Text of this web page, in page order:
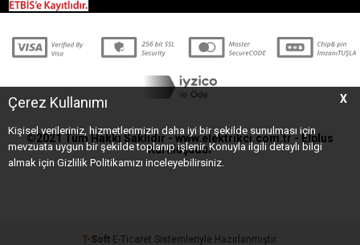
X
Çerez Kullanımı
Kişisel verileriniz, hizmetlerimizin daha iyi bir şekilde sunulması için
mevzuata uygun bir şekilde toplanıp işlenir. Konuyla ilgili detaylı bilgi
almak için Gizlilik Politikamızı inceleyebilirsiniz.
©2021 Tüm Hakkı Saklıdır - www.elektrikci.com.tr -Elplus
Kuruluşudur
T-Soft E-Ticaret Sistemleriyle Hazırlanmıştır.